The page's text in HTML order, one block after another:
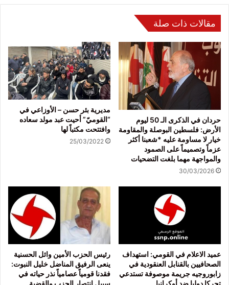
مقالات ذات صلة
حردان في الذكرى الـ 50 ليوم
الأرض: فلسطين البوصلة والمقاومة
خيار لا مساومة عليه *شعبنا أكثر
عزماً وتصميماً على الصمود
والمواجهة مهما بلغت التضحيات
30/03/2026
مديرية بئر حسن – الأوزاعي في
“القوميّ” أحيت عبد مولد سعاده
وافتتحت مكتباً لها
25/03/2022
عميد الاعلام في القومي: استهداف
الصحافيين بالقنابل العنقودية في
زابوروجيه جريمة موصوفة تستدعي
تحركا دوليا ضد أوكرانيا
رئيس الحزب الأمين وائل الحسنية
ينعى الرفيق المناضل خليل النبوت:
فقدنا قومياً عصامياً نذر حياته في
سبيل انتصار الحزب والقضية